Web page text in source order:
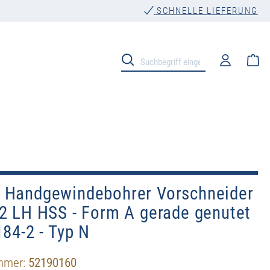
SCHNELLE LIEFERUNG
Handgewindebohrer Vorschneider
LH HSS - Form A gerade genutet
2 - Typ N
52190160